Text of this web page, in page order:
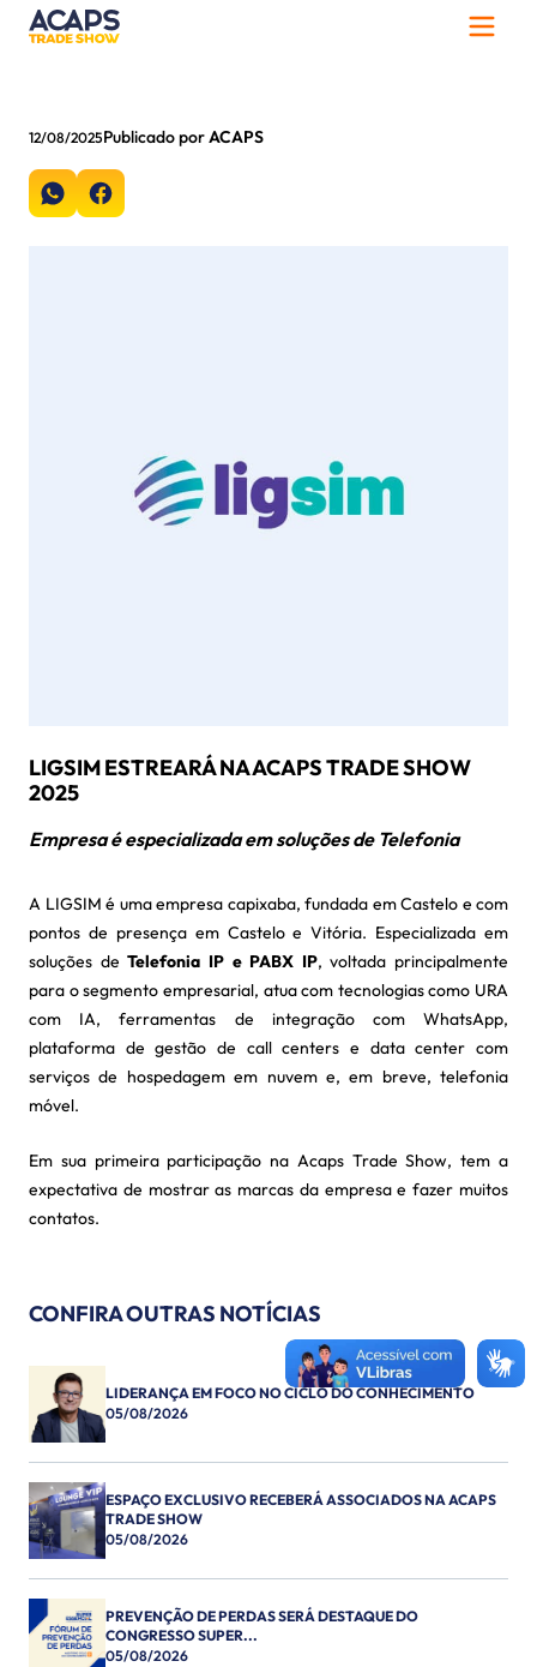
12/08/2025Publicado porACAPS
LIGSIM ESTREARÁ NA ACAPS TRADE SHOW
2025
Empresa é especializada em soluções de Telefonia
A LIGSIM é uma empresa capixaba, fundada em Castelo e com
pontos de presença em Castelo e Vitória. Especializada em
soluções deTelefonia IP e PABX IP, voltada principalmente
para o segmento empresarial, atua com tecnologias como URA
com IA, ferramentas de integração com WhatsApp,
plataforma de gestão de call centers e data center com
serviços de hospedagem em nuvem e, em breve, telefonia
móvel.
Em sua primeira participação na Acaps Trade Show, tem a
expectativa de mostrar as marcas da empresa e fazer muitos
contatos.
CONFIRA OUTRAS NOTÍCIAS
LIDERANÇA EM FOCO NO CICLO DO CONHECIMENTO
05/08/2026
ESPAÇO EXCLUSIVO RECEBERÁ ASSOCIADOS NA ACAPS
TRADE SHOW
05/08/2026
PREVENÇÃO DE PERDAS SERÁ DESTAQUE DO
CONGRESSO SUPER...
05/08/2026